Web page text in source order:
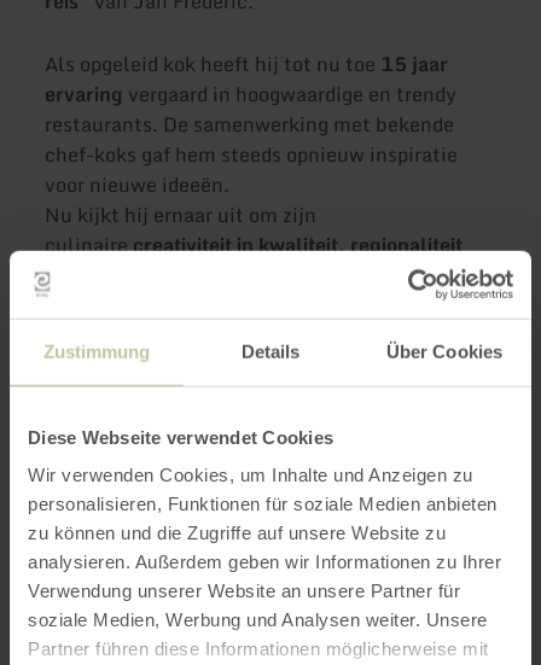
Zustimmung Details Über Cookies
Diese Webseite verwendet Cookies
Wir verwenden Cookies, um Inhalte und Anzeigen zu
personalisieren, Funktionen für soziale Medien anbieten
zu können und die Zugriffe auf unsere Website zu
analysieren. Außerdem geben wir Informationen zu Ihrer
Verwendung unserer Website an unsere Partner für
soziale Medien, Werbung und Analysen weiter. Unsere
Partner führen diese Informationen möglicherweise mit
Als opgeleid kok heeft hij tot nu toe 15 jaar
ervaring vergaard in hoogwaardige en trendy
restaurants. De samenwerking met bekende
chef-koks gaf hem steeds opnieuw inspiratie
voor nieuwe ideeën.
Nu kijkt hij ernaar uit om zijn
culinairecreativiteit in kwaliteit, regionaliteit
en duurzaamheid
internationale gerechten in
Meer informatie
Openingstijden
Kenmerken / bijzonderheden